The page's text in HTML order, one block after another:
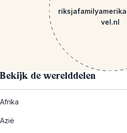
vel.nl
Bekijk de werelddelen
Afrika
Azië